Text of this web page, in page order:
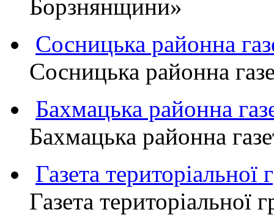
Борзнянщини»
Сосницька районна
Сосницька районна
Бахмацька районна
Бахмацька районна
Газета
Газета